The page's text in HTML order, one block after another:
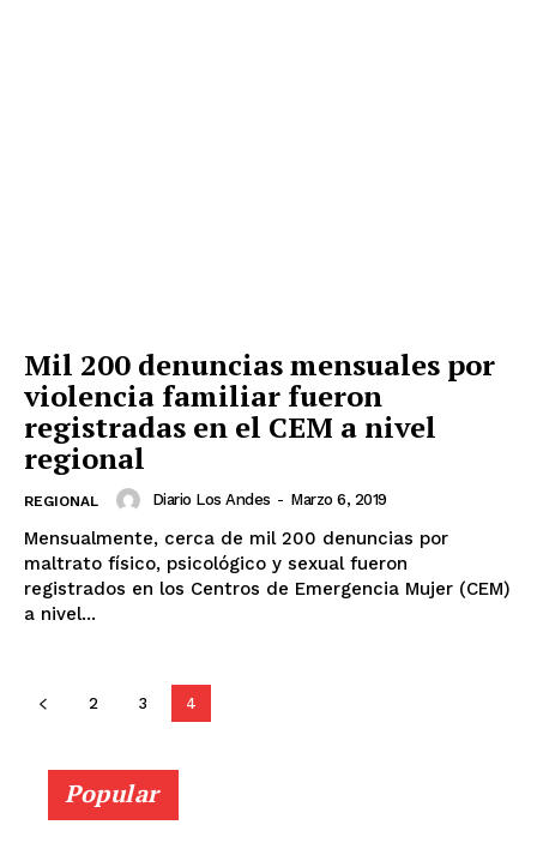
SUSCRIBETE
Diario los Andes
Contacto
Prensa
Mil 200 denuncias mensuales por
violencia familiar fueron
registradas en el CEM a nivel
regional
REGIONAL Diario Los Andes - Marzo 6, 2019
Mensualmente, cerca de mil 200 denuncias por
maltrato físico, psicológico y sexual fueron
registrados en los Centros de Emergencia Mujer (CEM)
a nivel...
2 3 4
Popular